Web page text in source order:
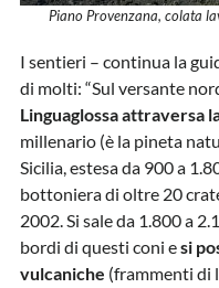
Piano Provenzana, colata
I sentieri – continua la
di molti: “Sul versante
Linguaglossa attraversa
millenario (è la pineta
Sicilia, estesa da 900 a
bottoniera di oltre 20
2002. Si sale da 1.800 a
bordi di questi coni esi
vulcaniche (frammenti di